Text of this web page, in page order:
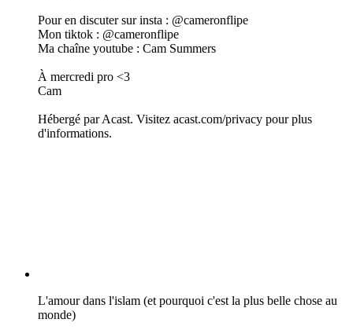
Pour en discuter sur insta : @cameronflipe
Mon tiktok : @cameronflipe
Ma chaîne youtube : Cam Summers
À mercredi pro <3
Cam
Hébergé par Acast. Visitez acast.com/privacy pour plus
d'informations.
L'amour dans l'islam (et pourquoi c'est la plus belle chose au
monde)